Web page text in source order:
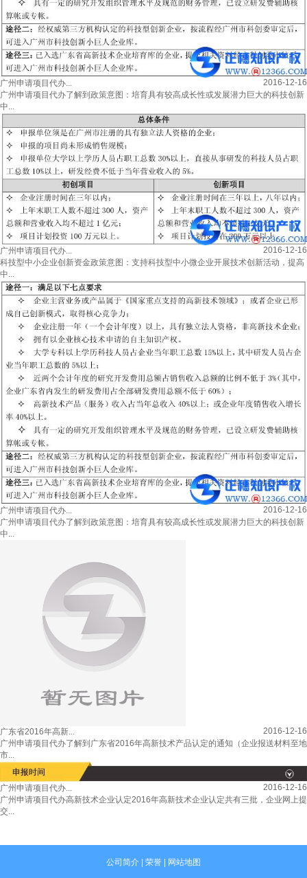
广州申请项目代办...
2016-12-16
广州申请项目代办了解到政策意图：培育具有较高成长性或发展潜力巨大的科技创新
中...
广州申请项目代办...
2016-12-16
科技型中小企业创新资金政策意图：支持科技型中小微企业开展技术创新活动，提高
中...
广州申请项目代办...
2016-12-16
广州申请项目代办了解到政策意图：培育具有较高成长性或发展潜力巨大的科技创新
中...
广东省2016年高新...
2016-12-16
广州申请项目代办了解到广东省2016年高新技术产品认定的通知（企业报送材料至地
市...
广州申请项目代办...
2016-12-16
广州申请项目代办高新技术企业认定2016年高新技术企业认定共有三批，企业网上提
交...
公司简介 | 荣誉 | 网站地图